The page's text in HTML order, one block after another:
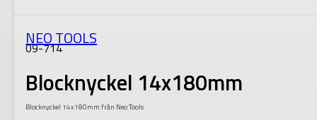
NEO TOOLS
09-714
Blocknyckel 14x180mm
Blocknyckel 14x180mm från Neo Tools